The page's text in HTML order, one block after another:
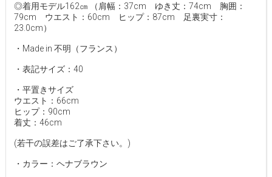
◎着用モデル162㎝ （肩幅：37cm ゆき丈：74cm 胸囲：
79cm ウエスト：60cm ヒップ：87cm 足裏実寸：
23.0cm）
・Made in 不明（フランス）
・表記サイズ：40
・平置きサイズ
ウエスト：66cm
ヒップ：90cm
着丈：46cm
(若干の誤差はご了承下さい。)
・カラー：ヘナブラウン